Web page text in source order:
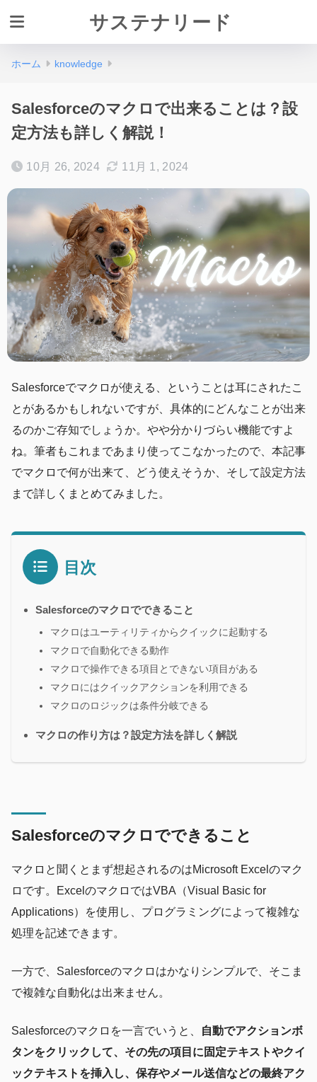
サステナリード
ホーム knowledge
Salesforceのマクロで出来ることは？設
定方法も詳しく解説！
10月 26, 2024 11月 1, 2024
Salesforceでマクロが使える、ということは耳にされたこ
とがあるかもしれないですが、具体的にどんなことが出来
るのかご存知でしょうか。やや分かりづらい機能ですよ
ね。筆者もこれまであまり使ってこなかったので、本記事
でマクロで何が出来て、どう使えそうか、そして設定方法
まで詳しくまとめてみました。
目次
Salesforceのマクロでできること
マクロはユーティリティからクイックに起動する
マクロで自動化できる動作
マクロで操作できる項目とできない項目がある
マクロにはクイックアクションを利用できる
マクロのロジックは条件分岐できる
マクロの作り方は？設定方法を詳しく解説
Salesforceのマクロでできること
マクロと聞くとまず想起されるのはMicrosoft Excelのマク
ロです。ExcelのマクロではVBA（Visual Basic for
Applications）を使用し、プログラミングによって複雑な
処理を記述できます。
一方で、Salesforceのマクロはかなりシンプルで、そこま
で複雑な自動化は出来ません。
Salesforceのマクロを一言でいうと、
自動でアクションボ
タンをクリックして、その先の項目に固定テキストやクイ
ックテキストを挿入し、保存やメール送信などの最終アク